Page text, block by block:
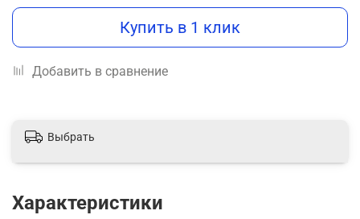
Купить в 1 клик
Добавить в сравнение
Выбрать
Характеристики